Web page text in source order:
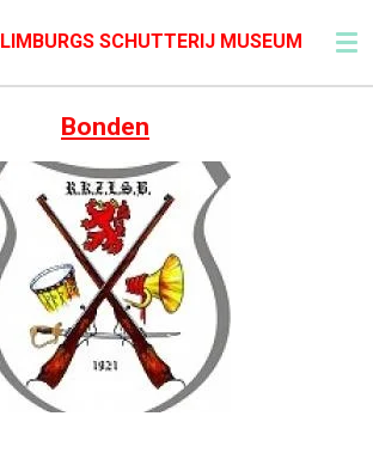
LIMBURGS SCHUTTERIJ MUSEUM
Bonden